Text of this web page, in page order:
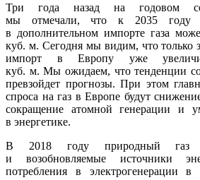
Три года назад на годовом
мы отмечали, что к 2035 году
в дополнительном импорте газа
куб. м. Сегодня мы видим, что только
импорт в Европу уже
куб. м. Мы ожидаем, что тенденции
превзойдет прогнозы. При этом
спроса на газ в Европе будут
сокращение атомной генерации и
в энергетике.
В 2018 году природный газ
и возобновляемые источники
потребления в электрогенерации в